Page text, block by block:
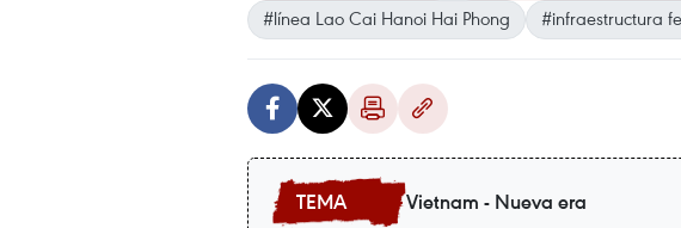
#línea Lao Cai Hanoi Hai Phong
#infraestructura
Vietnam - Nueva era